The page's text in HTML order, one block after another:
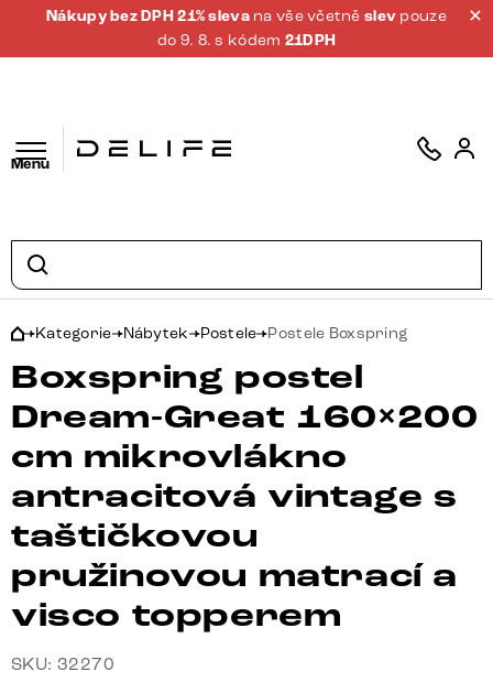
Nákupy bez DPH 21% sleva na vše včetněslev pouze
do 9. 8. s kódem 21DPH
Menu
Kategorie Nábytek Postele Postele Boxspring
Boxspring postel
Dream-Great 160×200
cm mikrovlákno
antracitová vintage s
taštičkovou
pružinovou matrací a
visco topperem
SKU: 32270